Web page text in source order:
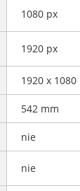
1080 px
1920 px
1920 x 1080
542 mm
nie
nie